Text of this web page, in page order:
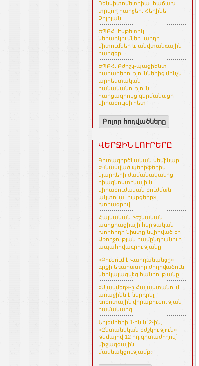
Դենսիտոմետրիա. հաճախ
տրվող հարցեր. Հեղինե
Չոլոյան
ԵՊԲՀ. Էսթետիկ
ներարկումներ. արդի
միտումներ և անվտանգային
հարցեր
ԵՊԲՀ. Բժիշկ-պացիենտ
հարաբերություններից մինչև
արհեստական
բանականություն.
հարցազրույց գերմանացի
վիրաբույժի հետ
Բոլոր հոդվածները
ՎԵՐՋԻՆ ԼՈՒՐԵՐԸ
Գիտագործնական սեմինար
«Վնասված պերիֆերիկ
նյարդերի ժամանակակից
դիագնոստիկայի և
վիրաբուժական բուժման
ակտուալ հարցերը»
խորագրով
Հայկական բժշկական
ասոցիացիայի հերթական
խորհրդի նիստը նվիրված էր
Առողջության համընդհանուր
ապահովագրությանը
«Բուժում է Վարդանանցը»
գրքի եռահատոր ժողովածուն
ներկայացվեց հանրությանը
«Սլավմեդ»-ը Հայաստանում
առաջինն է ներդրել
ռոբոտային վիրաբուժության
համակարգ
Նոյեմբերի 1-ին և 2-ին,
«Ընտանեկան բժշկություն»
թեմայով 12-րդ գիտաժողով՝
միջազգային
մասնակցությամբ։